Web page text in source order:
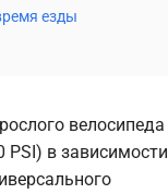
езды
велосипеда
PSI) в зависимости